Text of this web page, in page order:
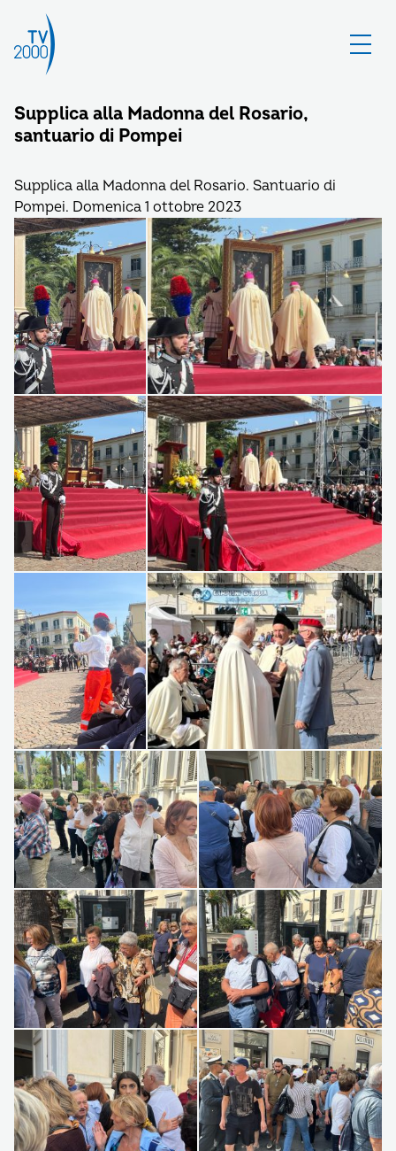
Supplica alla Madonna del Rosario,
santuario di Pompei
Supplica alla Madonna del Rosario. Santuario di
Pompei. Domenica 1 ottobre 2023